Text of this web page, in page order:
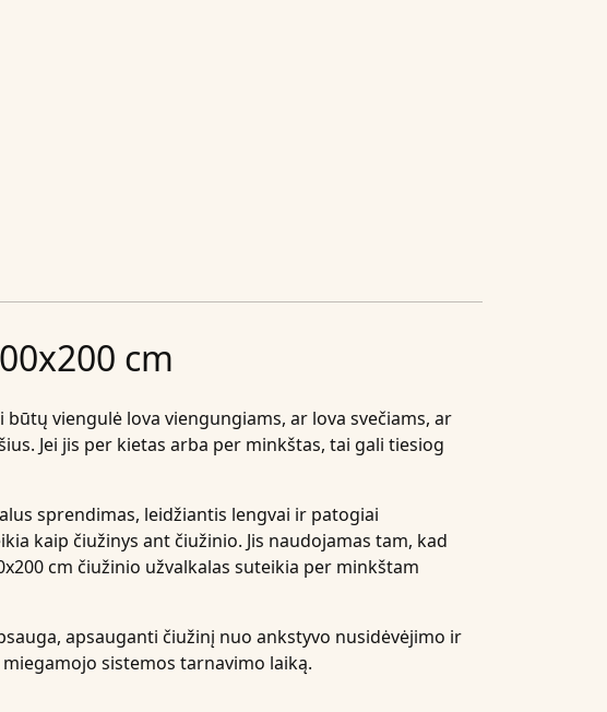
cm
viengulė lova viengungiams, ar lova svečiams, ar
Jei jis per kietas arba per minkštas, tai gali tiesiog
sprendimas, leidžiantis lengvai ir patogiai
kaip čiužinys ant čiužinio. Jis naudojamas tam, kad
cm čiužinio užvalkalas suteikia per minkštam
apsauganti čiužinį nuo ankstyvo nusidėvėjimo ir
sistemos tarnavimo laiką.